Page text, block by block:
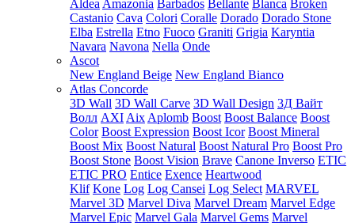
Aldea Amazonia Barbados Bellante Blanca Broken
Castanio Cava Colori Coralle Dorado Dorado Stone
Elba Estrella Etno Fuoco Graniti Grigia Karyntia
Navara Navona Nella Onde
Ascot
New England Beige New England Bianco
Atlas Concorde
3D Wall 3D Wall Carve 3D Wall Design 3Д Вайт
Волл AXI Aix Aplomb Boost Boost Balance Boost
Color Boost Expression Boost Icor Boost Mineral
Boost Mix Boost Natural Boost Natural Pro Boost Pro
Boost Stone Boost Vision Brave Canone Inverso ETIC
ETIC PRO Entice Exence Heartwood
Klif Kone Log Log Cansei Log Select MARVEL
Marvel 3D Marvel Diva Marvel Dream Marvel Edge
Marvel Epic Marvel Gala Marvel Gems Marvel